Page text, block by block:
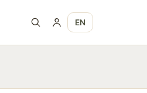
EN